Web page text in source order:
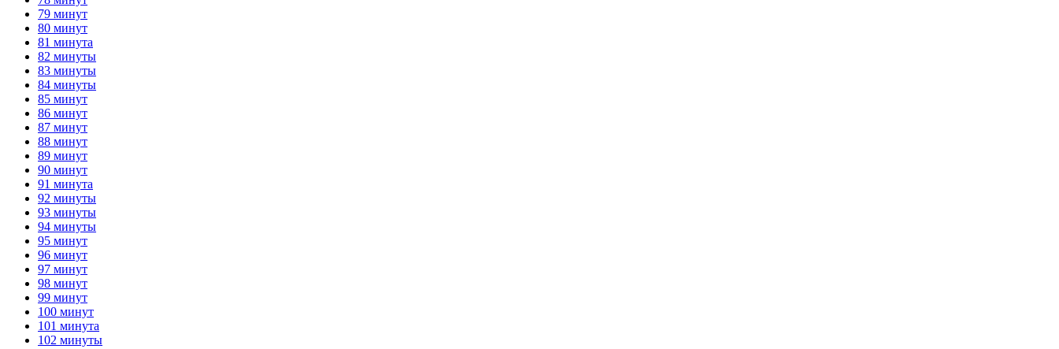
79 минут
80 минут
81 минута
82 минуты
83 минуты
84 минуты
85 минут
86 минут
87 минут
88 минут
89 минут
90 минут
91 минута
92 минуты
93 минуты
94 минуты
95 минут
96 минут
97 минут
98 минут
99 минут
100 минут
101 минута
102 минуты